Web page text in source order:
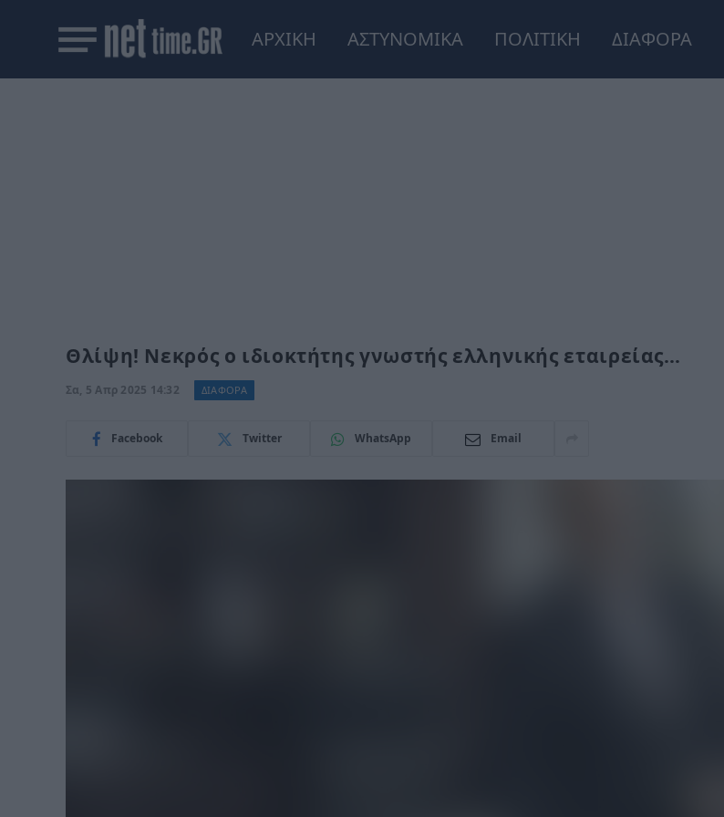
ΑΡΧΙΚΗ ΑΣΤΥΝΟΜΙΚΑ ΠΟΛΙΤΙΚΗ ΔΙΑΦΟΡΑ
Θλίψη! Νεκρός ο ιδιοκτήτης γνωστής ελληνικής εταιρείας…
Σα, 5 Απρ 2025 14:32 ΔΙΑΦΟΡΑ
Facebook Twitter WhatsApp Email